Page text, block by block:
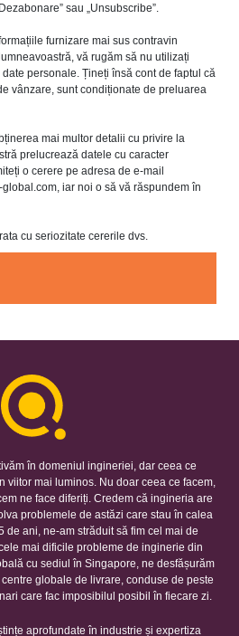
sau „Unsubscribe”.
furnizare mai sus contravin
vă rugăm să nu utilizați
personale. Țineți însă cont de faptul că
vânzare, sunt condiționate de preluarea
mai multor detalii cu privire la
prelucrează datele cu caracter
o cerere pe adresa de e-mail
global.com, iar noi o să vă răspundem în
cu seriozitate cererile dvs.
în domeniul ingineriei, dar ceea ce
viitor mai luminos. Nu doar ceea ce facem,
ne face diferiți. Credem că ingineria are
problemele de astăzi care stau în calea
de ani, ne-am străduit să fim cel mai de
mai dificile probleme de inginerie din
cu sediul în Singapore, ne desfășurăm
globale de livrare, conduse de peste
care fac imposibilul posibil în fiecare zi.
aprofundate în industrie și expertiza